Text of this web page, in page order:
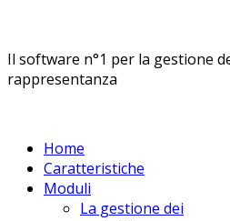
Il software n°1 per la gestione
rappresentanza
Home
Caratteristiche
Moduli
La gestione dei